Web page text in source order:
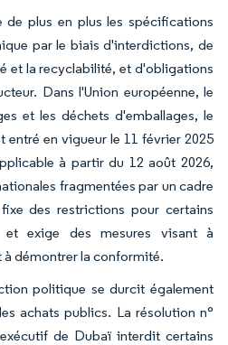
de plus en plus les spécifications
par le biais d'interdictions, de
et la recyclabilité, et d'obligations
Dans l'Union européenne, le
et les déchets d'emballages, le
entré en vigueur le 11 février 2025
à partir du 12 août 2026,
fragmentées par un cadre
des restrictions pour certains
exige des mesures visant à
démontrer la conformité.
politique se durcit également
achats publics. La résolution n°
de Dubaï interdit certains